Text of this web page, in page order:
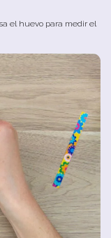
el huevo para medir el